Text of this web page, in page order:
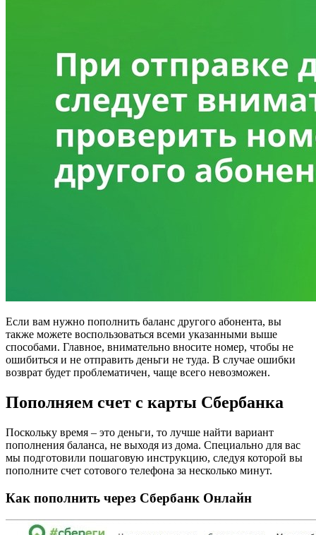
Если вам нужно пополнить баланс другого абонента, вы
также можете воспользоваться всеми указанными выше
способами. Главное, внимательно вносите номер, чтобы не
ошибиться и не отправить деньги не туда. В случае ошибки
возврат будет проблематичен, чаще всего невозможен.
Пополняем счет с карты Сбербанка
Поскольку время – это деньги, то лучше найти вариант
пополнения баланса, не выходя из дома. Специально для вас
мы подготовили пошаговую инструкцию, следуя которой вы
пополните счет сотового телефона за несколько минут.
Как пополнить через Сбербанк Онлайн